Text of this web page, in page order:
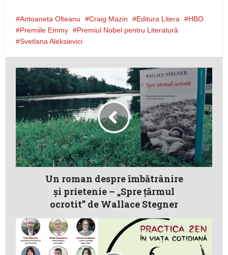
Antoaneta Olteanu Craig Mazin Editura Litera
HBO
Premiile Emmy
Premiul Nobel pentru Literatură
Svetlana Aleksievici
Un roman despre îmbătrânire
şi prietenie – „Spre ţărmul
ocrotit” de Wallace Stegner